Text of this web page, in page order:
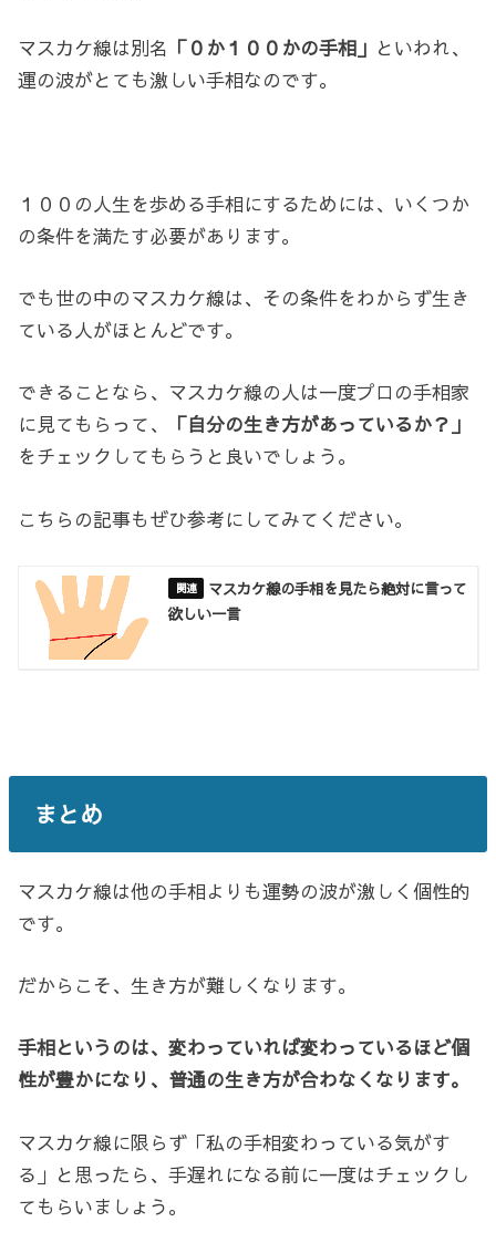
マスカケ線は別名 「０か１００かの手相」 といわれ、
運の波がとても激しい手相なのです。
１００の人生を歩める手相にするためには、いくつか
の条件を満たす必要があります。
でも世の中のマスカケ線は、その条件をわからず生き
ている人がほとんどです。
できることなら、マスカケ線の人は一度プロの手相家
に見てもらって、
「自分の生き方があっているか？」
をチェックしてもらうと良いでしょう。
こちらの記事もぜひ参考にしてみてください。
マスカケ線の手相を見たら絶対に言って
欲しい一言
まとめ
マスカケ線は他の手相よりも運勢の波が激しく個性的
です。
だからこそ、生き方が難しくなります。
手相というのは、変わっていれば変わっているほど個
性が豊かになり、普通の生き方が合わなくなります。
マスカケ線に限らず「私の手相変わっている気がす
る」と思ったら、手遅れになる前に一度はチェックし
てもらいましょう。